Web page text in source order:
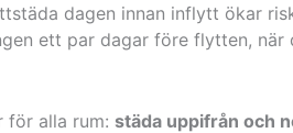
dagen innan inflytt ökar
ett par dagar före flytten,
för alla rum: städa uppifrån och